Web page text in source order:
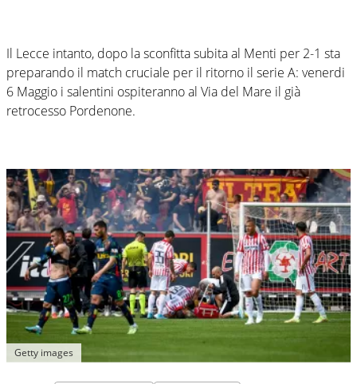
Il Lecce intanto, dopo la sconfitta subita al Menti per 2-1 sta
preparando il match cruciale per il ritorno il serie A: venerdi
6 Maggio i salentini ospiteranno al Via del Mare il già
retrocesso Pordenone.
Getty images